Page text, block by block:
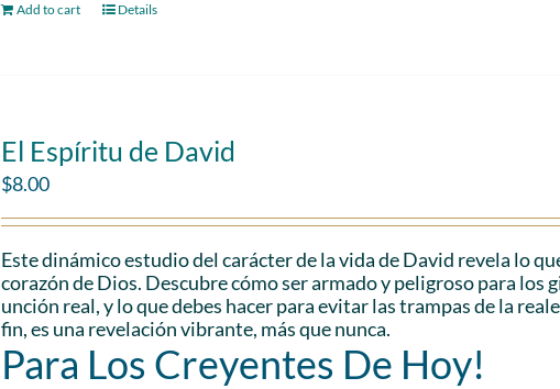
Add to cart Details
El Espíritu de David
$8.00
Este dinámico estudio del carácter de la vida de David revela lo
corazón de Dios. Descubre cómo ser armado y peligroso para
unción real, y lo que debes hacer para evitar las trampas de la
fin, es una revelación vibrante, más que nunca.
Para Los Creyentes De Hoy!